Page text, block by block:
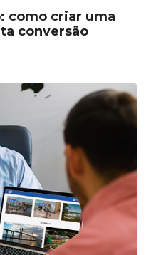
como criar uma
conversão